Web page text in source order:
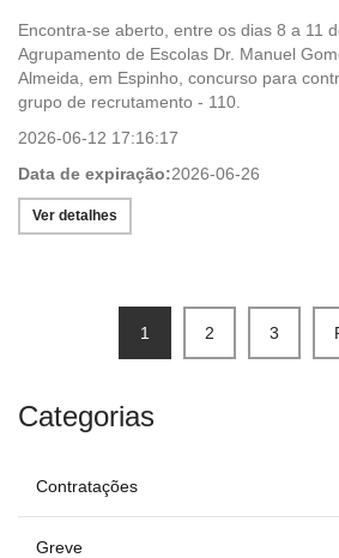
Encontra-se aberto, entre os dias 8 a 11
Agrupamento de Escolas Dr. Manuel
Almeida, em Espinho, concurso para
grupo de recrutamento - 110.
2026-06-12 17:16:17
Data de expiração:2026-06-26
Ver detalhes
1 2 3
Categorias
Contratações
Greve